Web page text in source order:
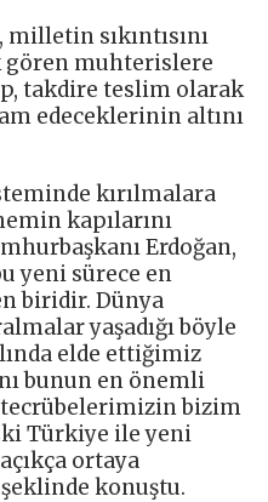
sıkıntısını
gören muhterislere
takdire teslim olarak
edeceklerinin altını
kırılmalara
kapılarını
Erdoğan,
yeni sürece en
biridir. Dünya
yaşadığı böyle
elde ettiğimiz
bunun en önemli
tecrübelerimizin bizim
Türkiye ile yeni
ortaya
konuştu.